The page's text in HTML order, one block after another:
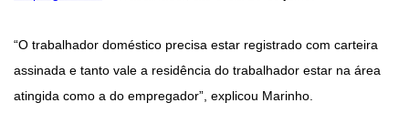
“O trabalhador doméstico precisa estar registrado com carteira
assinada e tanto vale a residência do trabalhador estar na área
atingida como a do empregador”, explicou Marinho.